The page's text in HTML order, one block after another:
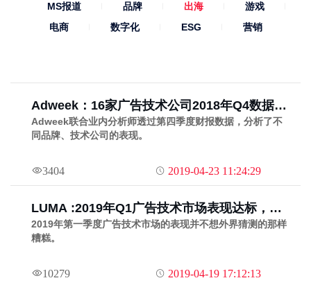
MS报道 品牌 出海
游戏
电商
数字化 ESG 营销
Adweek：16家广告技术公司2018年Q4数据分
析
Adweek联合业内分析师透过第四季度财报数据，分析了不
同品牌、技术公司的表现。
3404 2019-04-23 11:24:29
LUMA :2019年Q1广告技术市场表现达标，电
视行业和数据矛盾加剧、DTC表现良好、PE和
营销云公司并购数量上升
2019年第一季度广告技术市场的表现并不想外界猜测的那样
糟糕。
10279 2019-04-19 17:12:13